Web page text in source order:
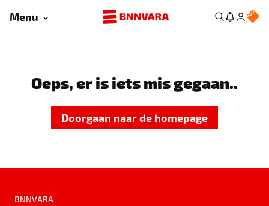
Menu
Oeps, er is iets mis gegaan..
Doorgaan naar de homepage
BNNVARA